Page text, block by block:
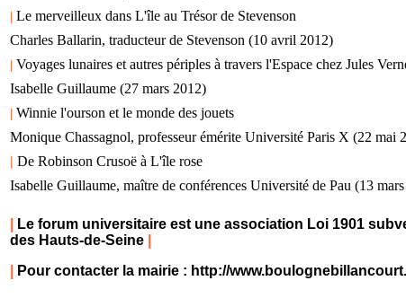
| Le merveilleux dans L'île au Trésor de Stevenson
Charles Ballarin, traducteur de Stevenson (10 avril 2012)
| Voyages lunaires et autres périples à travers l'Espace chez Jules
Isabelle Guillaume (27 mars 2012)
| Winnie l'ourson et le monde des jouets
Monique Chassagnol, professeur émérite Université Paris X (22 mai
| De Robinson Crusoë à L'île rose
Isabelle Guillaume, maître de conférences Université de Pau (13
Le forum universitaire est une association Loi 1901
des Hauts-de-Seine
Pour contacter la mairie : http://